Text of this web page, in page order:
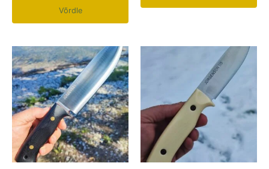
Võrdle
360,00 €
kuni
410,00 €
mitu
varianti.
Valikuid
saab
teha